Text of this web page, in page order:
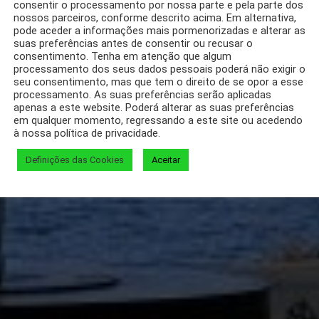
consentir o processamento por nossa parte e pela parte dos
nossos parceiros, conforme descrito acima. Em alternativa,
pode aceder a informações mais pormenorizadas e alterar as
suas preferências antes de consentir ou recusar o
consentimento. Tenha em atenção que algum
processamento dos seus dados pessoais poderá não exigir o
seu consentimento, mas que tem o direito de se opor a esse
processamento. As suas preferências serão aplicadas
apenas a este website. Poderá alterar as suas preferências
em qualquer momento, regressando a este site ou acedendo
à nossa política de privacidade.
Definições das Cookies Aceitar